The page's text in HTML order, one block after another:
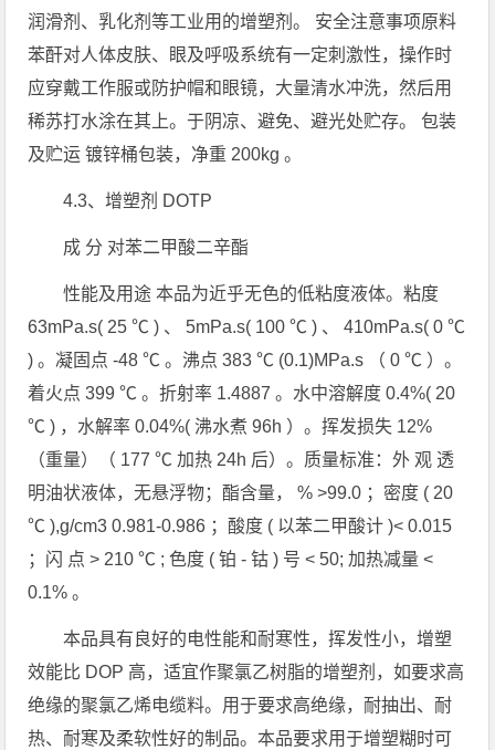
润滑剂、乳化剂等工业用的增塑剂。 安全注意事项原料
苯酐对人体皮肤、眼及呼吸系统有一定刺激性，操作时
应穿戴工作服或防护帽和眼镜，大量清水冲洗，然后用
稀苏打水涂在其上。于阴凉、避免、避光处贮存。 包装
及贮运 镀锌桶包装，净重 200kg 。
4.3、增塑剂 DOTP
成 分 对苯二甲酸二辛酯
性能及用途 本品为近乎无色的低粘度液体。粘度
63mPa.s( 25 ℃ ) 、 5mPa.s( 100 ℃ ) 、 410mPa.s( 0 ℃
) 。凝固点 -48 ℃ 。沸点 383 ℃ (0.1)MPa.s （ 0 ℃ ）。
着火点 399 ℃ 。折射率 1.4887 。水中溶解度 0.4%( 20
℃ ) ，水解率 0.04%( 沸水煮 96h ）。挥发损失 12%
（重量）（ 177 ℃ 加热 24h 后）。质量标准：外 观 透
明油状液体，无悬浮物；酯含量， % >99.0 ；密度 ( 20
℃ ),g/cm3 0.981-0.986 ；酸度 ( 以苯二甲酸计 )< 0.015
；闪 点 > 210 ℃ ; 色度 ( 铂 - 钴 ) 号 < 50; 加热减量 <
0.1% 。
本品具有良好的电性能和耐寒性，挥发性小，增塑
效能比 DOP 高，适宜作聚氯乙树脂的增塑剂，如要求高
绝缘的聚氯乙烯电缆料。用于要求高绝缘，耐抽出、耐
热、耐寒及柔软性好的制品。本品要求用于增塑糊时可